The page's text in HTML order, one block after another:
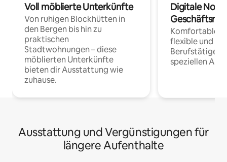
Voll möblierte Unterkünfte
Von ruhigen Blockhütten in
den Bergen bis hin zu
praktischen
Stadtwohnungen – diese
möblierten Unterkünfte
bieten dir Ausstattung wie
zuhause.
Digitale
Komfortable
flexible und
Berufstätige
speziellen
Ausstattung und Vergünstigungen für
längere Aufenthalte